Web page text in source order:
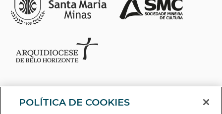
POLÍTICA DE COOKIES